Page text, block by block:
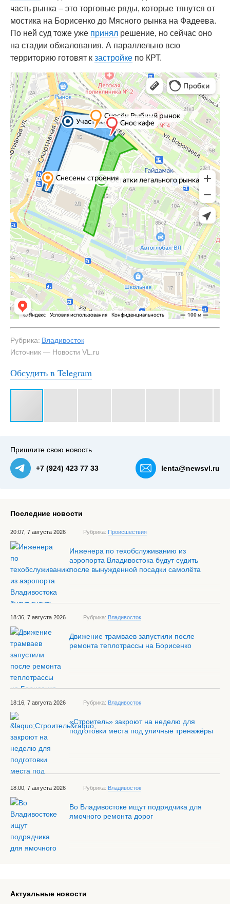
часть рынка – это торговые ряды, которые тянутся от
мостика на Борисенко до Мясного рынка на Фадеева.
По ней суд тоже уже принял решение, но сейчас оно
на стадии обжалования. А параллельно всю
территорию готовят к застройке по КРТ.
Рубрика: Владивосток
Источник — Новости VL.ru
Обсудить в Telegram
Пришлите свою новость
+7 (924) 423 77 33 lenta@newsvl.ru
Последние новости
20:07, 7 августа 2026 Рубрика: Происшествия
Инженера по техобслуживанию из
аэропорта Владивостока будут судить
после вынужденной посадки самолёта
18:36, 7 августа 2026 Рубрика: Владивосток
Движение трамваев запустили после
ремонта теплотрассы на Борисенко
18:16, 7 августа 2026 Рубрика: Владивосток
«Строитель» закроют на неделю для
подготовки места под уличные тренажёры
18:00, 7 августа 2026 Рубрика: Владивосток
Во Владивостоке ищут подрядчика для
ямочного ремонта дорог
Актуальные новости